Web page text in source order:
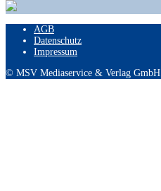
AGB
Datenschutz
Impressum
© MSV Mediaservice & Verlag GmbH